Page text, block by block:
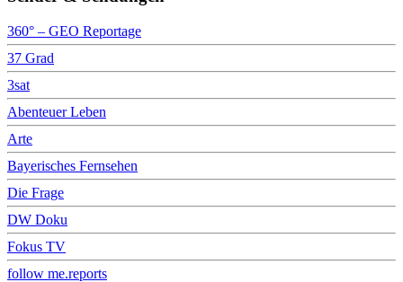
360° – GEO Reportage
37 Grad
3sat
Abenteuer Leben
Arte
Bayerisches Fernsehen
Die Frage
DW Doku
Fokus TV
follow me.reports